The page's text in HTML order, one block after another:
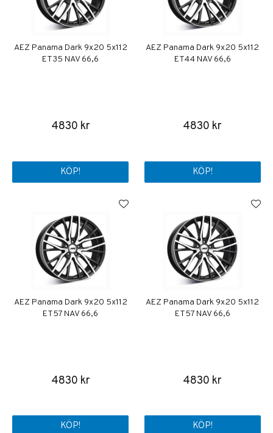
AEZ Panama Dark 9x20 5x112
ET35 NAV 66,6
4830 kr
KÖP!
AEZ Panama Dark 9x20 5x112
ET44 NAV 66,6
4830 kr
KÖP!
AEZ Panama Dark 9x20 5x112
ET57 NAV 66,6
4830 kr
KÖP!
AEZ Panama Dark 9x20 5x112
ET57 NAV 66,6
4830 kr
KÖP!